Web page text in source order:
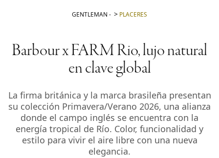
GENTLEMAN - PLACERES
Barbour x FARM Rio, lujo natural
en clave global
La firma británica y la marca brasileña presentan
su colección Primavera/Verano 2026, una alianza
donde el campo inglés se encuentra con la
energía tropical de Río. Color, funcionalidad y
estilo para vivir el aire libre con una nueva
elegancia.